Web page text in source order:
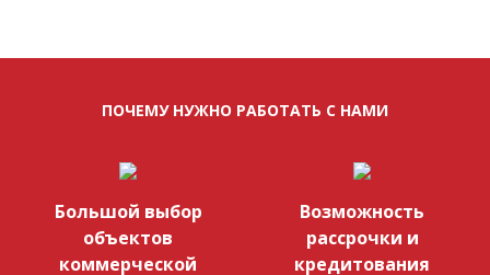
ПОЧЕМУ НУЖНО РАБОТАТЬ С НАМИ
Большой выбор
объектов
коммерческой
Возможность
рассрочки и
кредитования